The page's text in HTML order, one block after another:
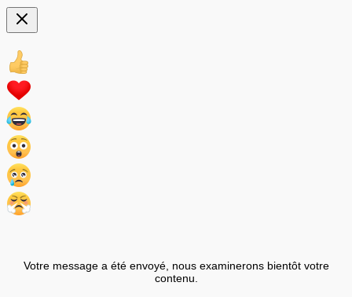
Votre message a été envoyé, nous examinerons bientôt votre
contenu.